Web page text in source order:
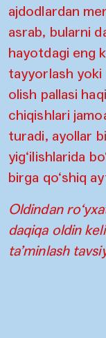
ajdodlardan
asrab, bularni
hayotdagi eng
tayyorlash yoki
olish pallasi
chiqishlari
turadi, ayollar
yig‘ilishlarida
birga qo‘shiq
Oldindan
daqiqa oldin
ta’minlash